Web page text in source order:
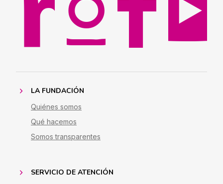
LA FUNDACIÓN
Quiénes somos
Qué hacemos
Somos transparentes
SERVICIO DE ATENCIÓN